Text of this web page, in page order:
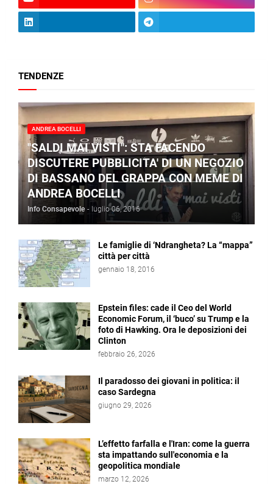
TENDENZE
ANDREA BOCELLI
"SALDI MAI VISTI": STA FACENDO
DISCUTERE PUBBLICITA' DI UN NEGOZIO
DI BASSANO DEL GRAPPA CON MEME DI
ANDREA BOCELLI
Info Consapevole - luglio 06, 2016
Le famiglie di ‘Ndrangheta? La “mappa”
città per città
gennaio 18, 2016
Epstein files: cade il Ceo del World
Economic Forum, il ‘buco’ su Trump e la
foto di Hawking. Ora le deposizioni dei
Clinton
febbraio 26, 2026
Il paradosso dei giovani in politica: il
caso Sardegna
giugno 29, 2026
L’effetto farfalla e l'Iran: come la guerra
sta impattando sull'economia e la
geopolitica mondiale
marzo 12, 2026